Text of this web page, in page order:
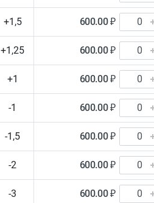
+1,5 600.00 ₽
+1,25 600.00 ₽
+1 600.00 ₽
-1 600.00 ₽
-1,5 600.00 ₽
-2 600.00 ₽
-3 600.00 ₽